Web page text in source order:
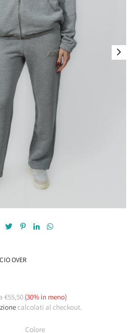
OVER
€55,50 (30% in meno)
calcolati al checkout.
Colore